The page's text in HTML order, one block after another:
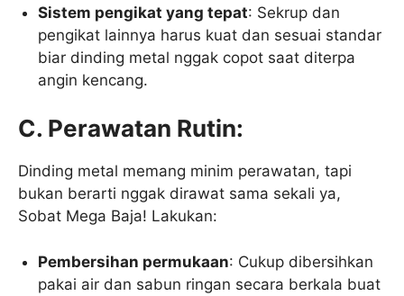
Sistem pengikat yang tepat: Sekrup dan
pengikat lainnya harus kuat dan sesuai standar
biar dinding metal nggak copot saat diterpa
angin kencang.
C. Perawatan Rutin:
Dinding metal memang minim perawatan, tapi
bukan berarti nggak dirawat sama sekali ya,
Sobat Mega Baja! Lakukan:
Pembersihan permukaan: Cukup dibersihkan
pakai air dan sabun ringan secara berkala buat